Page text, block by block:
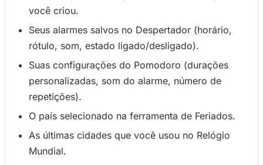
você criou.
Seus alarmes salvos no Despertador (horário,
rótulo, som, estado ligado/desligado).
Suas configurações do Pomodoro (durações
personalizadas, som do alarme, número de
repetições).
O país selecionado na ferramenta de Feriados.
As últimas cidades que você usou no Relógio
Mundial.